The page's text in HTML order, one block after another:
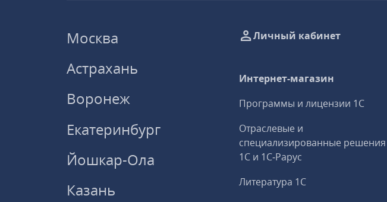
Москва
Астрахань
Воронеж
Екатеринбург
Йошкар-Ола
Казань
Личный кабинет
Интернет-магазин
Программы и лицензии 1С
Отраслевые и
специализированные решения
1С и 1С‑Рарус
Литература 1С